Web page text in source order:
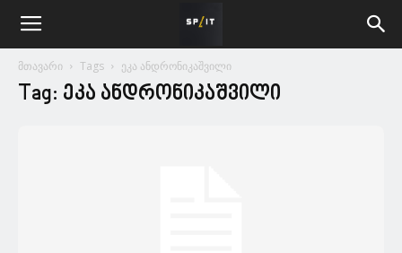
მთავარი Tags ეკა ანდრონიკაშვილი
Tag: ეკა ანდრონიკაშვილი